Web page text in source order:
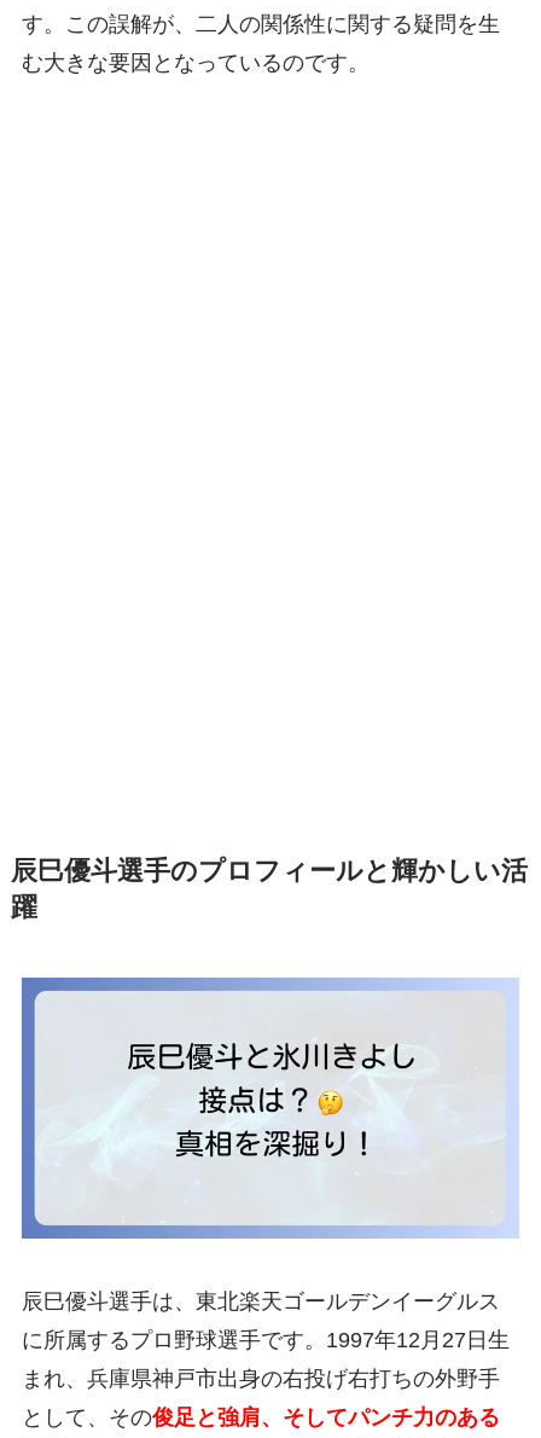
す。この誤解が、二人の関係性に関する疑問を生
む大きな要因となっているのです。
辰巳優斗選手のプロフィールと輝かしい活
躍
辰巳優斗選手は、東北楽天ゴールデンイーグルス
に所属するプロ野球選手です。1997年12月27日生
まれ、兵庫県神戸市出身の右投げ右打ちの外野手
として、その俊足と強肩、そしてパンチ力のある